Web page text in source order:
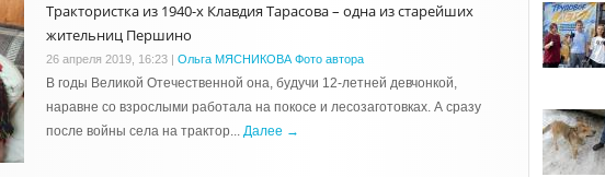
Трактористка из 1940-х Клавдия Тарасова – одна из старейших
жительниц Першино
26 апреля 2019, 16:23 | Ольга МЯСНИКОВА Фото автора
В годы Великой Отечественной она, будучи 12-летней девчонкой,
наравне со взрослыми работала на покосе и лесозаготовках. А сразу
после войны села на трактор... Далее →